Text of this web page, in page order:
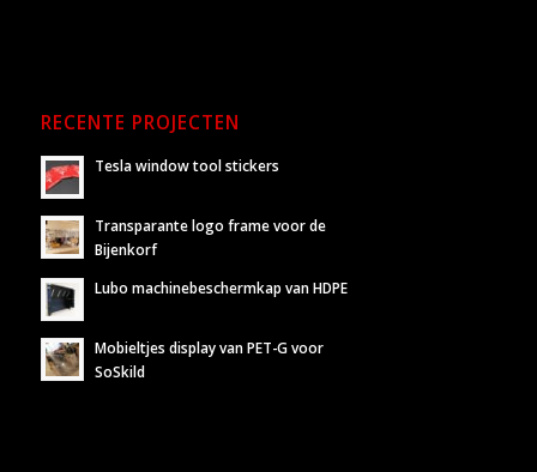
RECENTE PROJECTEN
Tesla window tool stickers
Transparante logo frame voor de
Bijenkorf
Lubo machinebeschermkap van HDPE
Mobieltjes display van PET-G voor
SoSkild